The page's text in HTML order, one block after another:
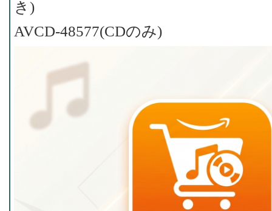
き)
AVCD-48577(CDのみ)